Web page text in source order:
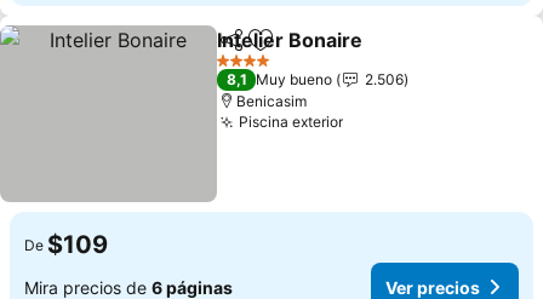
CompartirAgregar a favoritos
Intelier Bonaire
4 Estrellas
8,1 Muy bueno
2.506
Benicasim
Piscina exteriorVer precios
De $109
Mira precios de 6 páginas Ver precios